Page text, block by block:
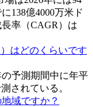
138億4000万米ド
率（CAGR）は
はどのくらいです
予測期間中に年平
されている。
域ですか？